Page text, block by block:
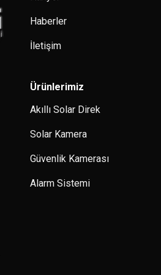
Haberler
İletişim
Ürünlerimiz
Akıllı Solar Direk
Solar Kamera
Güvenlik Kamerası
Alarm Sistemi